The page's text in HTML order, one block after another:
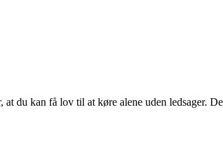
du kan få lov til at køre alene uden ledsager.